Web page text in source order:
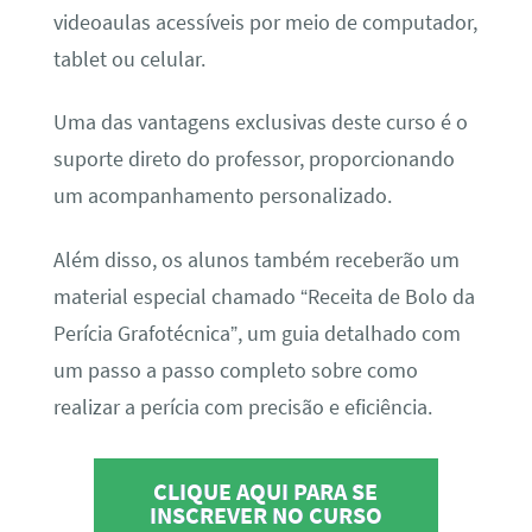
videoaulas acessíveis por meio de computador,
tablet ou celular.
Uma das vantagens exclusivas deste curso é o
suporte direto do professor, proporcionando
um acompanhamento personalizado.
Além disso, os alunos também receberão um
material especial chamado “Receita de Bolo da
Perícia Grafotécnica”, um guia detalhado com
um passo a passo completo sobre como
realizar a perícia com precisão e eficiência.
CLIQUE AQUI PARA SE
INSCREVER NO CURSO